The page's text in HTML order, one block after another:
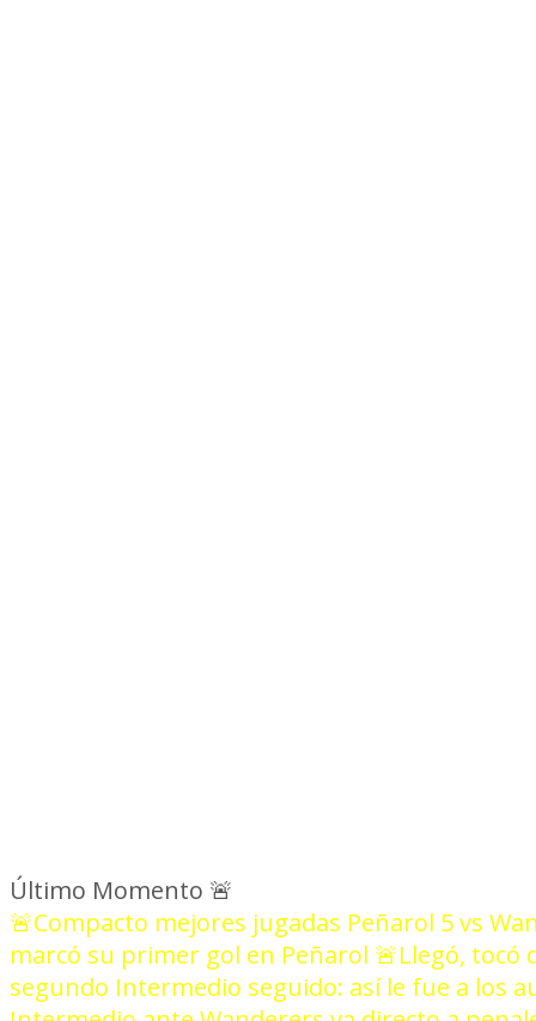
Último Momento 🚨
🚨Compacto mejores jugadas Peñarol 5 vs
marcó su primer gol en Peñarol 🚨Llegó, tocó
segundo Intermedio seguido: así le fue a los